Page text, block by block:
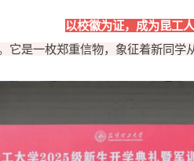
以校徽为证，成为昆工人
是一枚郑重信物，象征着新同学